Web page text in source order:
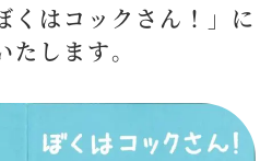
はコックさん！」に
します。